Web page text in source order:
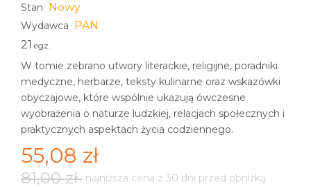
Stan Nowy
Wydawca PAN
21 egz.
W tomie zebrano utwory literackie, religijne, poradniki
medyczne, herbarze, teksty kulinarne oraz wskazówki
obyczajowe, które wspólnie ukazują ówczesne
wyobrażenia o naturze ludzkiej, relacjach społecznych i
praktycznych aspektach życia codziennego.
55,08 zł
81,00 zł najniższa cena z 30 dni przed obniżką